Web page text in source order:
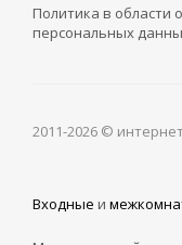
Политика в области
персональных
2011-2026 ©
Входные и